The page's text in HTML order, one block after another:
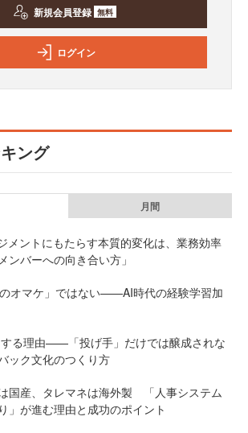
新規会員登録 無料
ログイン
ング
月間
メントにもたらす本質的変化は、業務効率
ンバーへの向き合い方」
オマケ」ではない——AI時代の経験学習加
る理由——「投げ手」だけでは醸成されな
ック文化のつくり方
国産、タレマネは海外製 「人事システム
」が進む理由と成功のポイント